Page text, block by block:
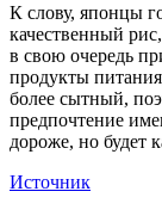
К слову, японцы
качественный
в свою очередь
продукты
более сытный,
предпочтение
дороже, но будет
Источник